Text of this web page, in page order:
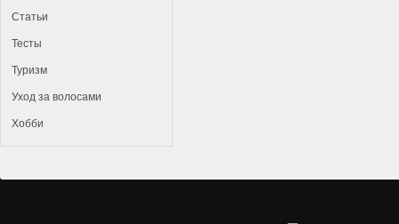
Статьи
Тесты
Туризм
Уход за волосами
Хобби